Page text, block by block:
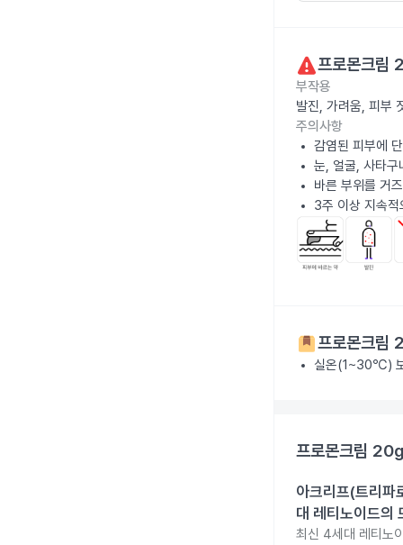
프로몬크림
부작용
발진, 가려움, 피부
주의사항
감염된 피부에
눈, 얼굴, 사타구
바른 부위를 거
3주 이상 지속
프로몬크림
실온(1~30℃)
프로몬크림
아크리프(트리파
대 레티노이드의
최신 4세대 레티노